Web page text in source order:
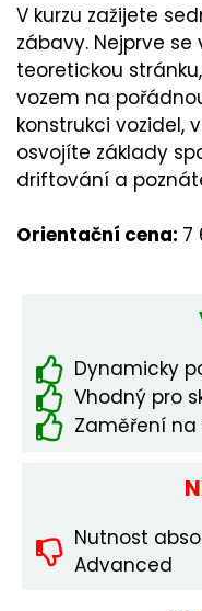
V kurzu zažijete
zábavy. Nejprve
teoretickou
vozem na
konstrukci vozidel,
osvojíte základy
driftování a
Orientační cena: 7
Dynamicky
Vhodný pro
Zaměření
Nutnost
Advanced